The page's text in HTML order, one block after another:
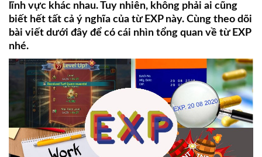
lĩnh vực khác nhau. Tuy nhiên, không phải ai cũng
biết hết tất cả ý nghĩa của từ EXP này. Cùng theo dõi
bài viết dưới đây để có cái nhìn tổng quan về từ EXP
nhé.